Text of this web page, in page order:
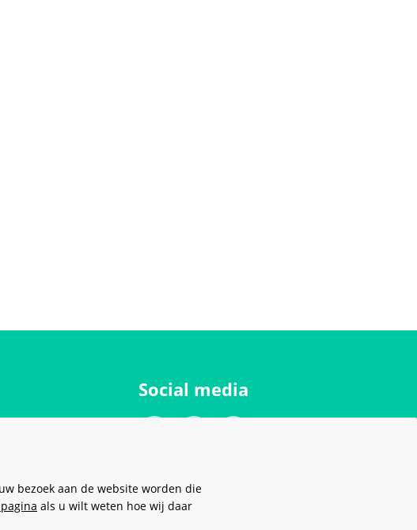
Social media
bezoek aan de website worden die
als u wilt weten hoe wij daar